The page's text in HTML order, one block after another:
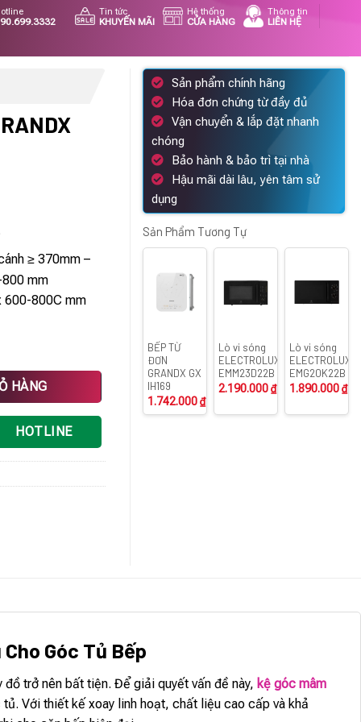
Tin tức
KHUYẾN MÃI
Hệ thống
CỬA HÀNG
Thông tin
LIÊN HỆ
₫.
≥ 370mm –
mm
600-800C mm
lượng
HÀNG
HOTLINE
Sản phẩm chính hãng
Hóa đơn chứng từ đầy đủ
Vận chuyển & lắp đặt nhanh
chóng
Bảo hành & bảo trì tại nhà
Hậu mãi dài lâu, yên tâm sử
dụng
Sản Phẩm Tương Tự
BẾP TỪ
ĐƠN
GRANDX GX
IH169
1.742.000₫
Lò vi sóng
ELECTROLUX
EMM23D22B
2.190.000₫
Lò vi sóng
ELECTROLUX
EMG20K22B
1.890.000₫
Góc Tủ Bếp
trở nên bất tiện. Để giải quyết vấn đề này, kệ góc mâm
Với thiết kế xoay linh hoạt, chất liệu cao cấp và khả